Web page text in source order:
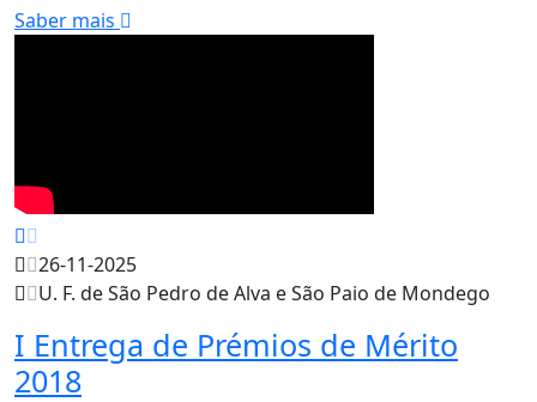
Saber mais
26-11-2025
U. F. de São Pedro de Alva e São Paio de Mondego
I Entrega de Prémios de Mérito
2018